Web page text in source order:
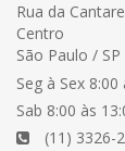
Rua da
Centro
São Paulo / SP
Seg à Sex 8:00
Sab 8:00 às
(11) 3326-